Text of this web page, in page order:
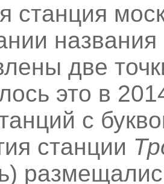
станция
две
это в
с
станции